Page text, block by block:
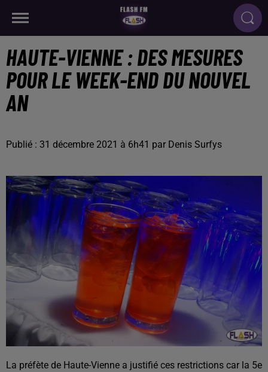
HAUTE-VIENNE : DES MESURES
POUR LE WEEK-END DU NOUVEL
AN
Publié : 31 décembre 2021 à 6h41 par Denis Surfys
La préfète de Haute-Vienne a justifié ces restrictions car la 5e